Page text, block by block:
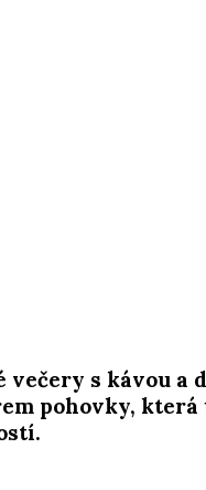
s kávou a
pohovky, která